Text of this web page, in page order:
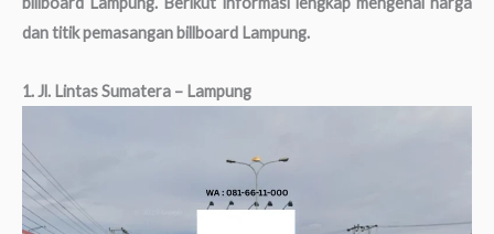
dan titik pemasangan billboard Lampung.
1. Jl. Lintas Sumatera – Lampung